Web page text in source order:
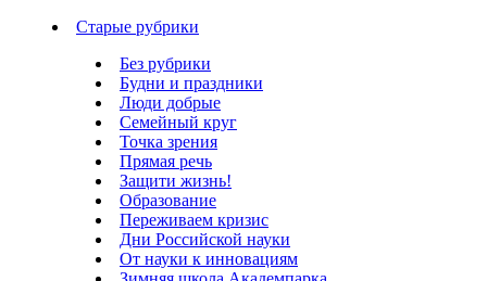
Старые рубрики
Без рубрики
Будни и праздники
Люди добрые
Семейный круг
Точка зрения
Прямая речь
Защити жизнь!
Образование
Переживаем кризис
Дни Российской науки
От науки к инновациям